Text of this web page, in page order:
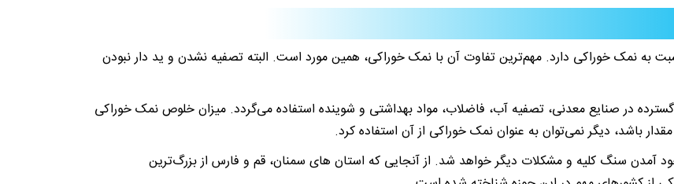
نمک خوراکی دارد. مهم‌ترین تفاوت آن با نمک خوراکی، همین مورد است. البته تصفیه نشدن و ید دار نبودن
در صنایع معدنی، تصفیه آب، فاضلاب، مواد بهداشتی و شوینده استفاده می‌گردد. میزان خلوص نمک خوراکی
آمدن سنگ کلیه و مشکلات دیگر خواهد شد. از آنجایی که استان های سمنان، قم و فارس از بزرگ‌ترین